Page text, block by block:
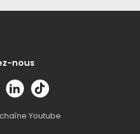
nous
Youtube